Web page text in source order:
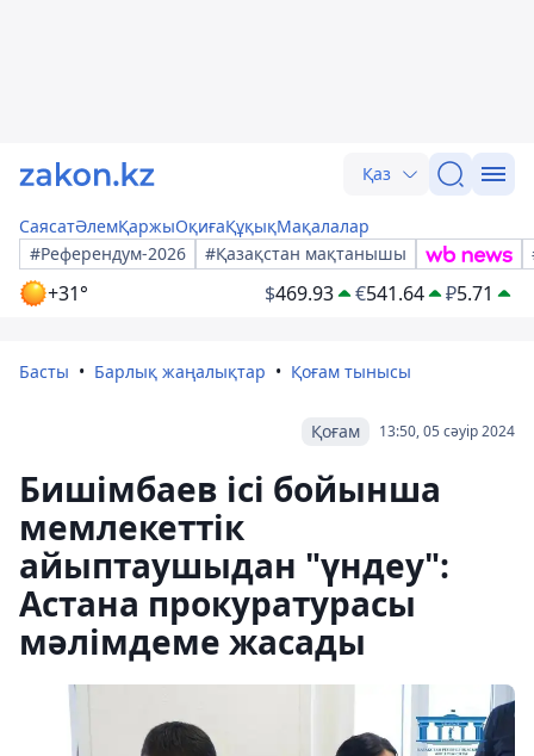
Қаз
СаясатӘлемҚаржыОқиғаҚұқықМақалалар
#Референдум-2026
#Қазақстан мақтанышы
+31° $469.93 €541.64 ₽5.71
Басты Барлық жаңалықтар Қоғам тынысы
13:50, 05 сәуір 2024
Қоғам
Бишімбаев ісі бойынша
мемлекеттік
айыптаушыдан "үндеу":
Астана прокуратурасы
мәлімдеме жасады